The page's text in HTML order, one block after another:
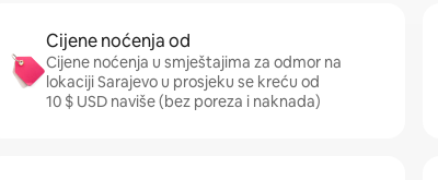
Cijene noćenja od
Cijene noćenja u smještajima za odmor na
lokaciji Sarajevo u prosjeku se kreću od
10 $ USD naviše (bez poreza i naknada)